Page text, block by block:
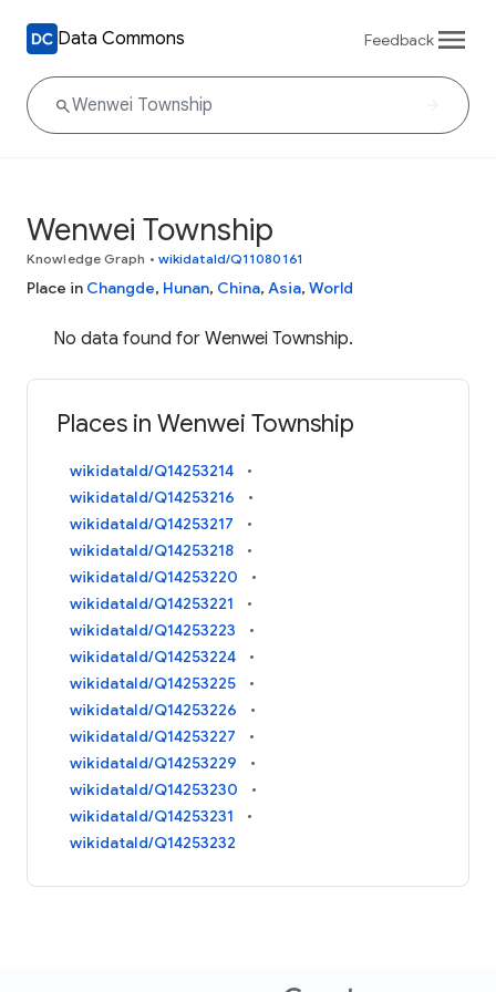
Data Commons Feedback
Wenwei Township
Knowledge Graph • wikidataId/Q11080161
Place in Changde, Hunan, China, Asia, World
No data found for Wenwei Township.
Places in Wenwei Township
wikidataId/Q14253214
wikidataId/Q14253216
wikidataId/Q14253217
wikidataId/Q14253218
wikidataId/Q14253220
wikidataId/Q14253221
wikidataId/Q14253223
wikidataId/Q14253224
wikidataId/Q14253225
wikidataId/Q14253226
wikidataId/Q14253227
wikidataId/Q14253229
wikidataId/Q14253230
wikidataId/Q14253231
wikidataId/Q14253232